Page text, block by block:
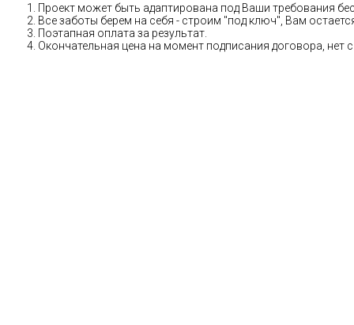
Проект может быть адаптирована под Ваши требования
Все заботы берем на себя - строим "под ключ", Вам
Поэтапная оплата за результат.
Окончательная цена на момент подписания договора, нет